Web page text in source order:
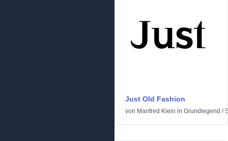
Just Old Fashion
von Manfred Klein in Grundlegend /